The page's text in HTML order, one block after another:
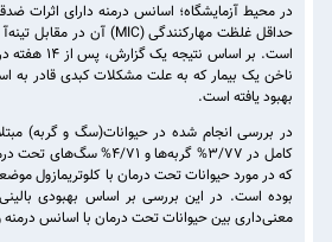
در محیط آزمایشگاه؛ اسانس درمنه دارای اثرات
است. بر اساس
ناخن یک بیمار که به علت مشکلات کبدی قادر به
بهبود یافته است.
در بررسی انجام شده در حیوانات(سگ و گربه)
کامل در ۳/۷۷% گربه‌ها و ۴/
بوده است. در این بررسی بر اساس بهبودی بالینی
معنی‌داری بین حیوانات تحت درمان با اسانس درمنه